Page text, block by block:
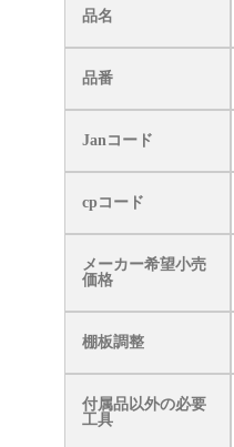
品名
品番
Janコード
cpコード
メーカー希望小売
価格
棚板調整
付属品以外の必要
工具